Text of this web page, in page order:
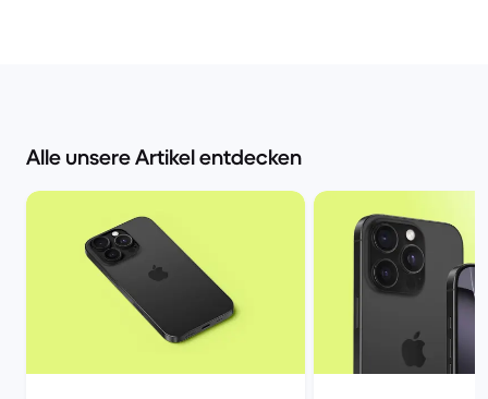
Alle unsere Artikel entdecken